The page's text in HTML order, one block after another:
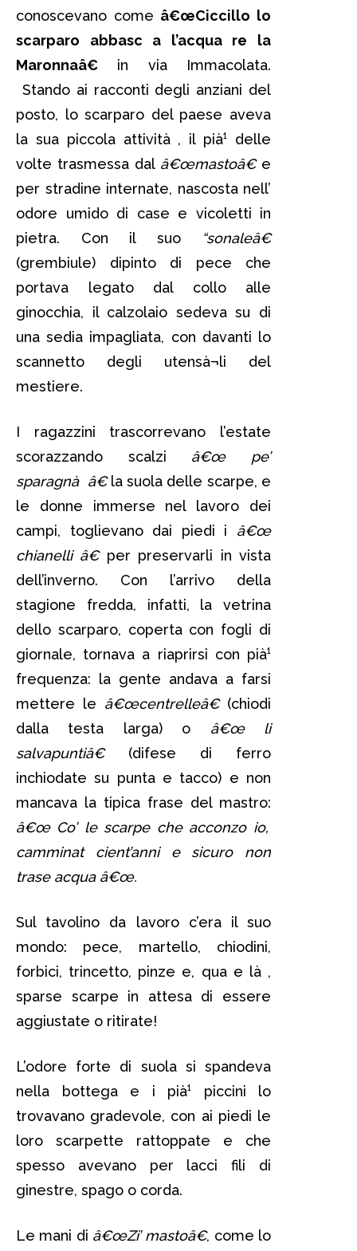
conoscevano come â€œCiccillo lo
scarparo abbasc a l’acqua re la
Maronnaâ€ in via Immacolata.
Stando ai racconti degli anziani del
posto, lo scarparo del paese aveva
la sua piccola attività , il pià¹ delle
volte trasmessa dal â€œmastoâ€e
per stradine internate, nascosta nell’
odore umido di case e vicoletti in
pietra. Con il suo
“sonaleâ€
(grembiule) dipinto di pece che
portava legato dal collo alle
ginocchia, il calzolaio sedeva su di
una sedia impagliata, con davanti lo
scannetto degli utensà¬li del
mestiere.
I ragazzini trascorrevano l’estate
scorazzando scalzi â€œ pe’
sparagnà â€la suola delle scarpe, e
le donne immerse nel lavoro dei
campi, toglievano dai piedi i â€œ
chianelli â€per preservarli in vista
dell’inverno. Con l’arrivo della
stagione fredda, infatti, la vetrina
dello scarparo, coperta con fogli di
giornale, tornava a riaprirsi con pià¹
frequenza: la gente andava a farsi
mettere le â€œcentrelleâ€(chiodi
dalla testa larga) o â€œ li
salvapuntiâ€(difese di ferro
inchiodate su punta e tacco) e non
mancava la tipica frase del mastro:
â€œ Co’ le scarpe che acconzo io,
camminat cient’anni e sicuro non
trase acqua â€œ.
Sul tavolino da lavoro c’era il suo
mondo: pece, martello, chiodini,
forbici, trincetto, pinze e, qua e là ,
sparse scarpe in attesa di essere
aggiustate o ritirate!
L’odore forte di suola si spandeva
nella bottega e i pià¹ piccini lo
trovavano gradevole, con ai piedi le
loro scarpette rattoppate e che
spesso avevano per lacci fili di
ginestre, spago o corda.
Le mani di â€œZi’ mastoâ€, come lo